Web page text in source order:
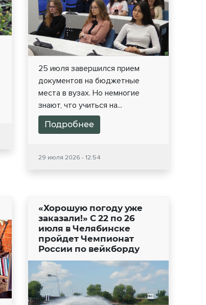
25 июля завершился прием
документов на бюджетные
места в вузах. Но немногие
знают, что учиться на...
Подробнее
29 июля 2026 - 12:54
«Хорошую погоду уже
заказали!» С 22 по 26
июля в Челябинске
пройдет Чемпионат
России по вейкборду